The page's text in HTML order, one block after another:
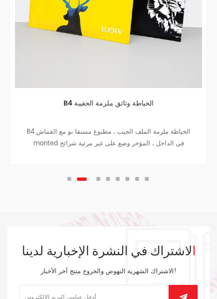
B4 الخياطة وثائق ملزمة الحقيبة
B4 الخياطة ملزمة الملف الجيب ، مطبوع مسبقا بو مع القماش
monted في الداخل ، المؤخر وضع على غير مرئية شرائح
الاشتراك في النشرة الإخبارية لدينا
الاشتراك الشهرية النهوض والخروج منتج آخر الأخبار!